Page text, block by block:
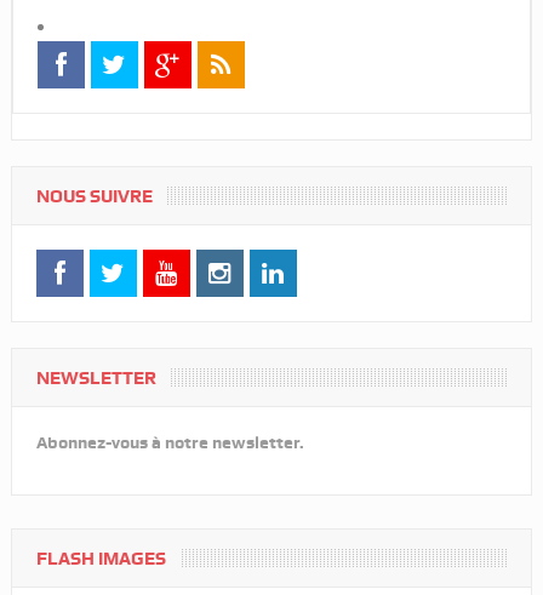
NOUS SUIVRE
NEWSLETTER
Abonnez-vous à notre newsletter.
FLASH IMAGES